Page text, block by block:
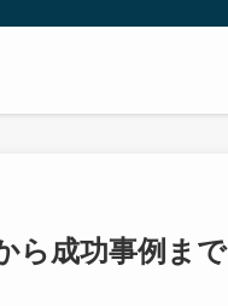
ら成功事例まで